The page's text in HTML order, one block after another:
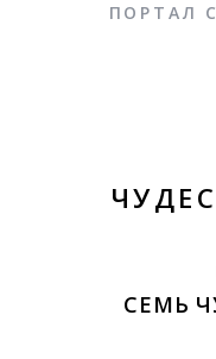
ПОРТАЛ
СЕМЬ